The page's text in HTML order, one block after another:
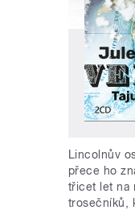
Lincolnův
přece ho
třicet let na
trosečníků,